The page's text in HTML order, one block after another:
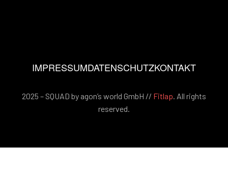
IMPRESSUMDATENSCHUTZKONTAKT
2025 – SQUAD by agon’s world GmbH // Fitlap . All rights
reserved.